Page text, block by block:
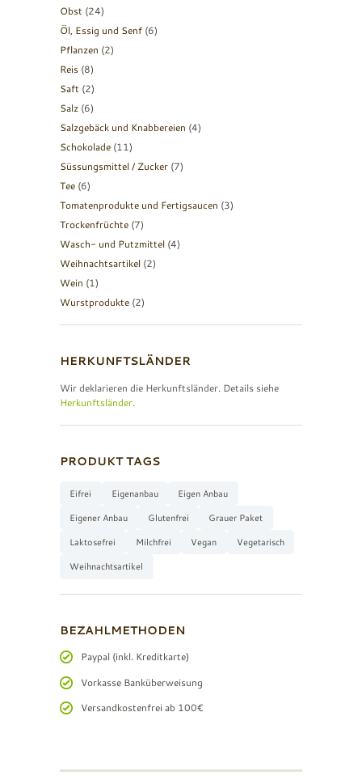
Obst (24)
Öl, Essig und Senf (6)
Pflanzen (2)
Reis (8)
Saft (2)
Salz (6)
Salzgebäck und Knabbereien (4)
Schokolade (11)
Süssungsmittel / Zucker (7)
Tee (6)
Tomatenprodukte und Fertigsaucen (3)
Trockenfrüchte (7)
Wasch- und Putzmittel (4)
Weihnachtsartikel (2)
Wein (1)
Wurstprodukte (2)
HERKUNFTSLÄNDER
Wir deklarieren die Herkunftsländer. Details siehe
Herkunftsländer.
PRODUKT TAGS
Eifrei Eigenanbau
Eigen Anbau
Eigener Anbau
Glutenfrei
Grauer Paket
Laktosefrei
Milchfrei Vegan
Vegetarisch
Weihnachtsartikel
BEZAHLMETHODEN
Paypal (inkl. Kreditkarte)
Vorkasse Banküberweisung
Versandkostenfrei ab 100€